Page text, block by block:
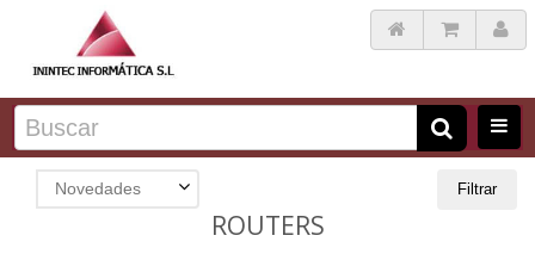
Filtrar
Novedades
ROUTERS